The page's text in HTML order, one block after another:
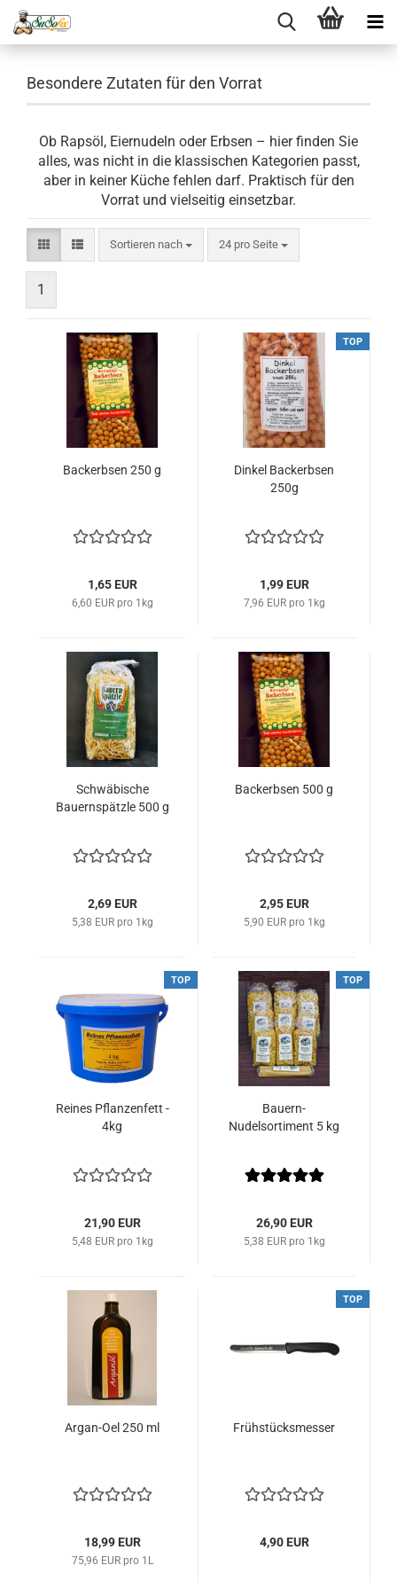
Besondere Zutaten für den Vorrat
Ob Rapsöl, Eiernudeln oder Erbsen – hier finden Sie
alles, was nicht in die klassischen Kategorien passt,
aber in keiner Küche fehlen darf. Praktisch für den
Vorrat und vielseitig einsetzbar.
Sortieren nach
Sortieren nach 24 pro Seite
pro Seite
1
Backerbsen 250 g
1,65 EUR
6,60 EUR pro 1kg
TOP
Dinkel Backerbsen
250g
1,99 EUR
7,96 EUR pro 1kg
Schwäbische
Bauernspätzle 500 g
2,69 EUR
5,38 EUR pro 1kg
Backerbsen 500 g
2,95 EUR
5,90 EUR pro 1kg
TOP
Reines Pflanzenfett -
4kg
21,90 EUR
5,48 EUR pro 1kg
TOP
Bauern-
Nudelsortiment 5 kg
26,90 EUR
5,38 EUR pro 1kg
Argan-Oel 250 ml
18,99 EUR
75,96 EUR pro 1L
TOP
Frühstücksmesser
4,90 EUR